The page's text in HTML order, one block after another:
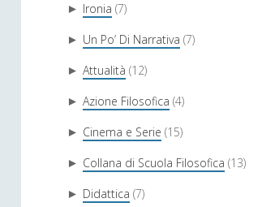
► Ironia (7)
► Un Po’ Di Narrativa (7)
► Attualità (12)
► Azione Filosofica (4)
► Cinema e Serie (15)
► Collana di Scuola Filosofica (13)
► Didattica (7)